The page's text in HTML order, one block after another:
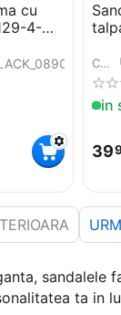
sandalele
ta in
cu
4-
COD:
in
39